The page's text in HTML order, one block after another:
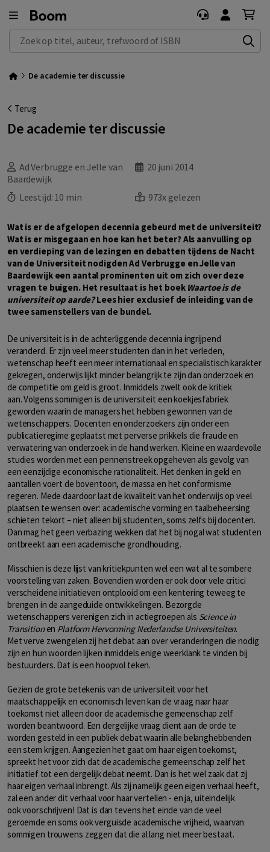
Zoek op titel, auteur, trefwoord of ISBN
De academie ter discussie
Terug
De academie ter discussie
Ad Verbrugge en Jelle van
Baardewijk
20 juni 2014
Leestijd: 10 min 973x gelezen
Wat is er de afgelopen decennia gebeurd met de universiteit?
Wat is er misgegaan en hoe kan het beter? Als aanvulling op
en verdieping van de lezingen en debatten tijdens de Nacht
van de Universiteit nodigden Ad Verbrugge en Jelle van
Baardewijk een aantal prominenten uit om zich over deze
vragen te buigen. Het resultaat is het boek Waartoe is de
universiteit op aarde?Lees hier exclusief de inleiding van de
twee samenstellers van de bundel.
De universiteit is in de achterliggende decennia ingrijpend
veranderd. Er zijn veel meer studenten dan in het verleden,
wetenschap heeft een meer internationaal en specialistisch karakter
gekregen, onderwijs lijkt minder belangrijk te zijn dan onderzoek en
de competitie om geld is groot. Inmiddels zwelt ook de kritiek
aan. Volgens sommigen is de universiteit een koekjesfabriek
geworden waarin de managers het hebben gewonnen van de
wetenschappers. Docenten en onderzoekers zijn onder een
publicatieregime geplaatst met perverse prikkels die fraude en
verwatering van onderzoek in de hand werken. Kleine en waardevolle
studies worden met een pennenstreek opgeheven als gevolg van
een eenzijdige economische rationaliteit. Het denken in geld en
aantallen voert de boventoon, de massa en het conformisme
regeren. Mede daardoor laat de kwaliteit van het onderwijs op veel
plaatsen te wensen over: academische vorming en taalbeheersing
schieten tekort – niet alleen bij studenten, soms zelfs bij docenten.
Dan mag het geen verbazing wekken dat het bij nogal wat studenten
ontbreekt aan een academische grondhouding.
Misschien is deze lijst van kritiekpunten wel een wat al te sombere
voorstelling van zaken. Bovendien worden er ook door vele critici
verscheidene initiatieven ontplooid om een kentering teweeg te
brengen in de aangeduide ontwikkelingen. Bezorgde
wetenschappers verenigen zich in actiegroepen als Science in
Transitionen Platform Hervorming Nederlandse Universiteiten.
Met verve zwengelen zij het debat aan over veranderingen die nodig
zijn en hun woorden lijken inmiddels enige weerklank te vinden bij
bestuurders. Dat is een hoopvol teken.
Gezien de grote betekenis van de universiteit voor het
maatschappelijk en economisch leven kan de vraag naar haar
toekomst niet alleen door de academische gemeenschap zelf
worden beantwoord. Een dergelijke vraag dient aan de orde te
worden gesteld in een publiek debat waarin alle belanghebbenden
een stem krijgen. Aangezien het gaat om haar eigen toekomst,
spreekt het voor zich dat de academische gemeenschap zelf het
initiatief tot een dergelijk debat neemt. Dan is het wel zaak dat zij
haar eigen verhaal inbrengt. Als zij namelijk geen eigen verhaal heeft,
zal een ander dit verhaal voor haar vertellen - en ja, uiteindelijk
ook voorschrijven! Dat is dan tevens het einde van de veel
geroemde en soms ook verguisde academische vrijheid, waarvan
sommigen trouwens zeggen dat die al lang niet meer bestaat.